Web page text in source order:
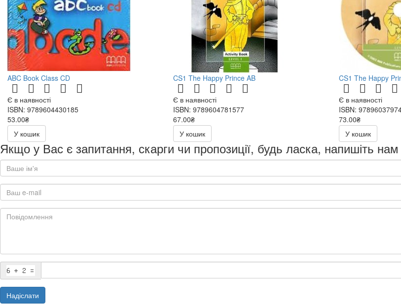
ABC Book Class CD
Є в наявності
ISBN: 9789604430185
53.00₴
106.00₴
У кошик
CS1 The Happy Prince AB
Є в наявності
ISBN: 9789604781577
67.00₴
134.00₴
У кошик
CS1 The Happy
Є в наявності
ISBN:
73.00₴
146.00₴
У кошик
Якщо у Вас є запитання, скарги чи пропозиції, будь ласка, напишіть нам
Надіслати